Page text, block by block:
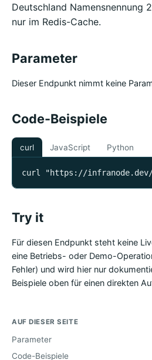
Deutschland Namensnennung
nur im Redis-Cache.
Parameter
Dieser Endpunkt nimmt keine
Code-Beispiele
curl JavaScript Python
curl "https://
Try it
Für diesen Endpunkt steht keine
eine Betriebs- oder Demo-
Fehler) und wird hier nur
Beispiele oben für einen direkten
AUF DIESER SEITE
Parameter
Code-Beispiele